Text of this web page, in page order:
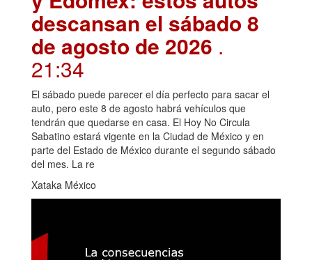
descansan el sábado 8
de agosto de 2026 .
21:34
El sábado puede parecer el día perfecto para sacar el
auto, pero este 8 de agosto habrá vehículos que
tendrán que quedarse en casa. El Hoy No Circula
Sabatino estará vigente en la Ciudad de México y en
parte del Estado de México durante el segundo sábado
del mes. La re
Xataka México